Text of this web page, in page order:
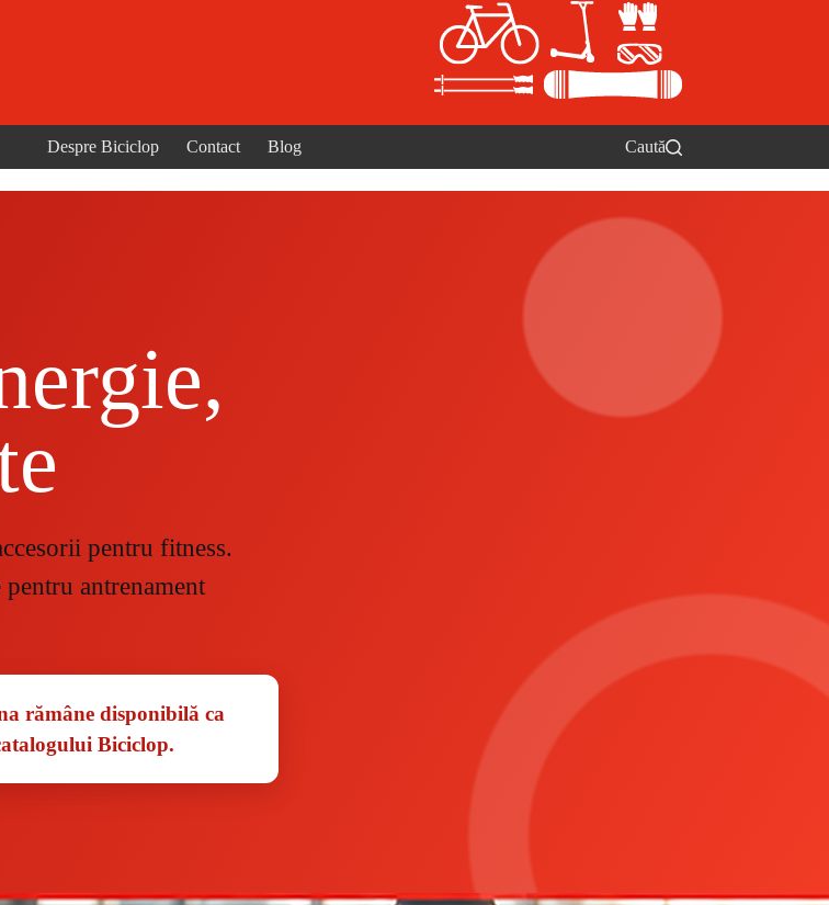
Despre Biciclop Contact Blog Caută
pentru fitness.
antrenament
rămâne disponibilă ca
Biciclop.